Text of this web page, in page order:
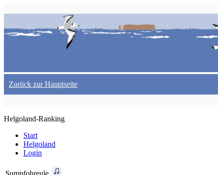
Zurück zur Hauptseite
Helgoland-Ranking
Start
Helgoland
Login